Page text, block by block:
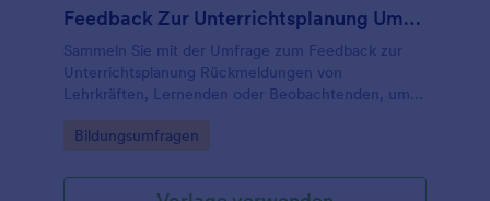
Feedback Zur Unterrichtsplanung Umfrage
Sammeln Sie mit der Umfrage zum Feedback zur
Unterrichtsplanung Rückmeldungen von
Lehrkräften, Lernenden oder Beobachtenden, um
Unterrichtspläne auszuwerten und Verbesserungen
in Schule, Ausbildung oder Fachschaften gezielt
Go to Category:
Bildungsumfragen